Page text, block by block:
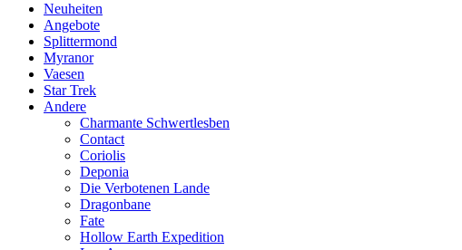
Neuheiten
Angebote
Splittermond
Myranor
Vaesen
Star Trek
Andere
Charmante Schwertlesben
Contact
Coriolis
Deponia
Die Verbotenen Lande
Dragonbane
Fate
Hollow Earth Expedition